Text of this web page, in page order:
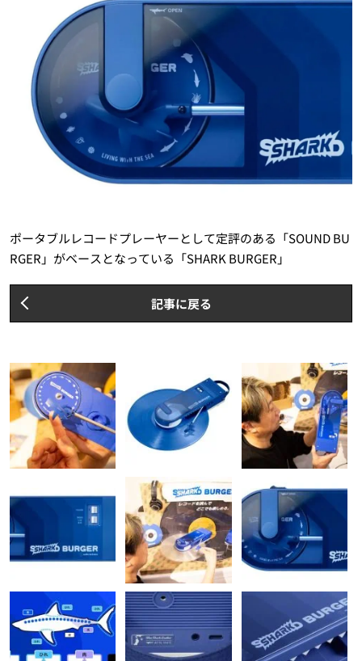
ポータブルレコードプレーヤーとして定評のある「SOUND BU
RGER」がベースとなっている「SHARK BURGER」
記事に戻る